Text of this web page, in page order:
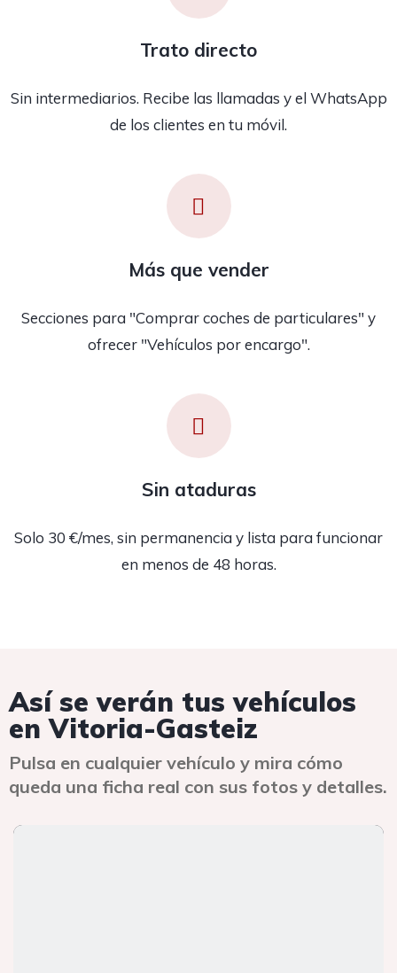
Trato directo
Sin intermediarios. Recibe las llamadas y el WhatsApp
de los clientes en tu móvil.
Más que vender
Secciones para "Comprar coches de particulares" y
ofrecer "Vehículos por encargo".
Sin ataduras
Solo 30 €/mes, sin permanencia y lista para funcionar
en menos de 48 horas.
Así se verán tus vehículos
en Vitoria-Gasteiz
Pulsa en cualquier vehículo y mira cómo
queda una ficha real con sus fotos y detalles.